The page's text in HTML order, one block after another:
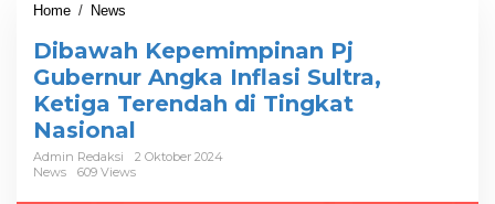
Home / News
b
a
w
a
h
K
e
Dibawah Kepemimpinan Pj
Gubernur Angka Inflasi Sultra,
Ketiga Terendah di Tingkat
Nasional
Admin Redaksi
2 Oktober 2024
News
609 Views